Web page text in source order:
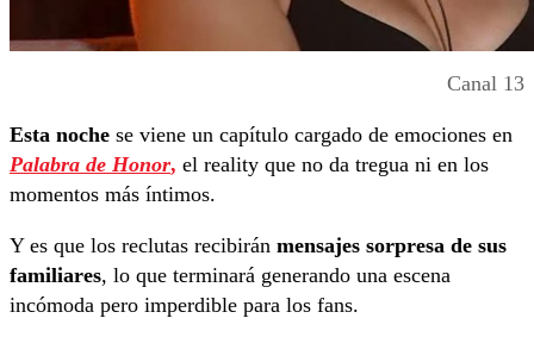
Canal 13
Esta noche se viene un capítulo cargado de emociones en
Palabra de Honor, el reality que no da tregua ni en los
momentos más íntimos.
Y es que los reclutas recibirán mensajes sorpresa de sus
familiares, lo que terminará generando una escena
incómoda pero imperdible para los fans.